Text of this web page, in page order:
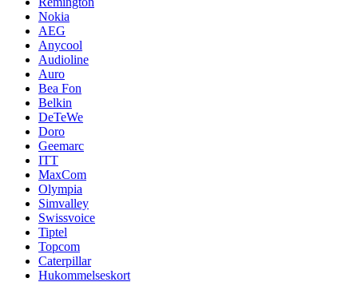
Nokia
AEG
Anycool
Audioline
Auro
Bea Fon
Belkin
DeTeWe
Doro
Geemarc
ITT
MaxCom
Olympia
Simvalley
Swissvoice
Tiptel
Topcom
Caterpillar
Hukommelseskort